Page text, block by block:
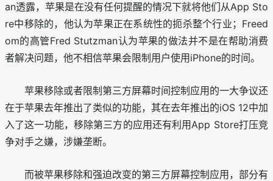
an透露，苹果是在没有任何提醒的情况下就将他们从App Sto
re中移除的，他认为苹果正在系统性的扼杀整个行业；Freed
om的高管Fred Stutzman认为苹果的做法并不是在帮助消费
者解决问题，他不相信苹果会限制用户使用iPhone的时间。
苹果移除或者限制第三方屏幕时间控制应用的一大争议还
在于苹果去年推出了类似的功能，其在去年推出的iOS 12中加
入了这一功能，移除第三方的应用还有利用App Store打压竞
争对手之嫌，涉嫌垄断。
而被苹果移除和强迫改变的第三方屏幕控制应用，部分有